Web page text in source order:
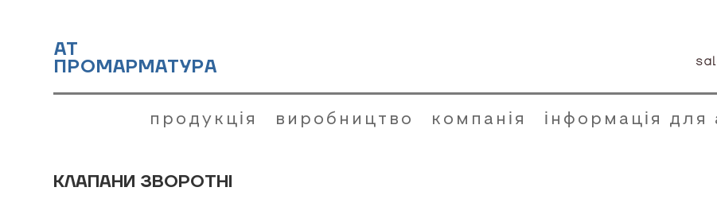
АТ
ПРОМАРМАТУРА
продукція виробництво компанія інформація для
КЛАПАНИ ЗВОРОТНІ